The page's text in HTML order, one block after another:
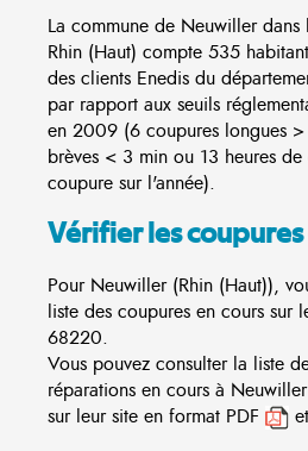
La commune de Neuwiller
Rhin (Haut) compte 535
des clients Enedis du
par rapport aux seuils
en 2009 (6 coupures longues
brèves < 3 min ou 13 heures
coupure sur l'année).
Vérifier les coupures
Pour Neuwiller (Rhin (Haut)),
liste des coupures en cours sur
68220.
Vous pouvez consulter la liste
réparations en cours à
sur leur site en format PDF